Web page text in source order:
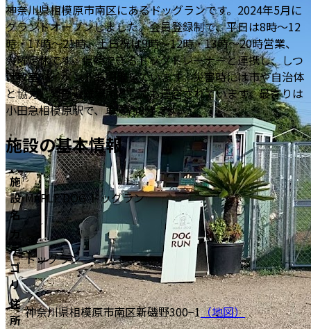
神奈川県相模原市南区にあるドッグランです。2024年5月に
グランドオープンしました。会員登録制で、平日は8時〜12
時・17時〜21時、土日祝は9時〜12時・13時〜20時営業、
火曜定休です。信頼できるドッグトレーナーと連携し、しつ
け教室やイベントも開催しています。災害時には市や自治体
と協力し緊急避難場所としても運営されています。最寄りは
小田急相模原駅で、車で約8分です。
施設の基本情報
施
設
名
MAPLE DOG ドッグラン
カ
テ
ゴ
リ
ドッグラン
住
所 神奈川県相模原市南区新磯野300−1（地図）